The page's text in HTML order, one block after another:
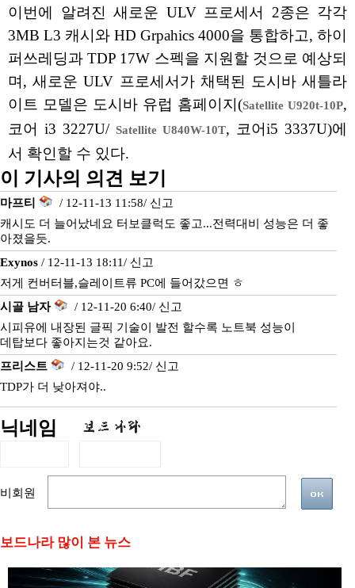
이번에 알려진 새로운 ULV 프로세서 2종은 각각
3MB L3 캐시와 HD Grpahics 4000을 통합하고, 하이
퍼쓰레딩과 TDP 17W 스펙을 지원할 것으로 예상되
며, 새로운 ULV 프로세서가 채택된 도시바 새틀라
이트 모델은 도시바 유럽 홈페이지(Satellite U920t-10P,
코어 i3 3227U/ Satellite U840W-10T, 코어i5 3337U)에
서 확인할 수 있다.
이 기사의 의견 보기
마프티 / 12-11-13 11:58/ 신고
캐시도 더 늘어났네요 터보클럭도 좋고...전력대비 성능은 더 좋
아졌을듯.
Exynos / 12-11-13 18:11/ 신고
저게 컨버터블,슬레이트류 PC에 들어갔으면 ㅎ
시골 남자
/ 12-11-20 6:40/ 신고
시피유에 내장된 글픽 기술이 발전 할수록 노트북 성능이
데탑보다 좋아지는것 같아요.
프리스트
/ 12-11-20 9:52/ 신고
TDP가 더 낮아져야..
닉네임
비회원
보드나라 많이 본 뉴스